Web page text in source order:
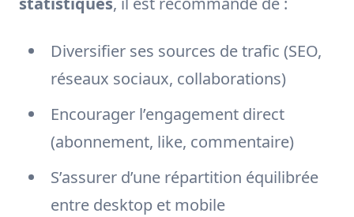
Diversifier ses sources de trafic (SEO,
réseaux sociaux, collaborations)
Encourager l’engagement direct
(abonnement, like, commentaire)
S’assurer d’une répartition équilibrée
entre desktop et mobile